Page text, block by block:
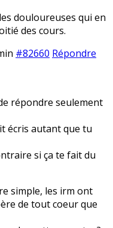
douloureuses qui en
des cours.
#82660 Répondre
répondre seulement
écris autant que tu
si ça te fait du
simple, les irm ont
de tout coeur que